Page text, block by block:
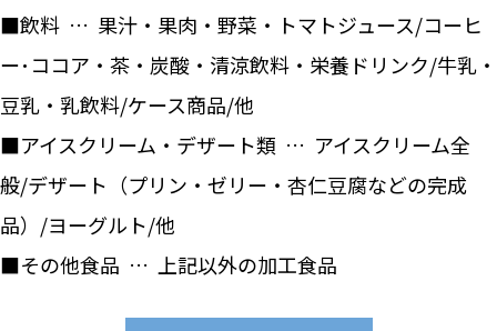
■飲料 … 果汁・果肉・野菜・トマトジュース/コーヒ
ー･ココア・茶・炭酸・清涼飲料・栄養ドリンク/牛乳・
豆乳・乳飲料/ケース商品/他
■アイスクリーム・デザート類 … アイスクリーム全
般/デザート（プリン・ゼリー・杏仁豆腐などの完成
品）/ヨーグルト/他
■その他食品 … 上記以外の加工食品